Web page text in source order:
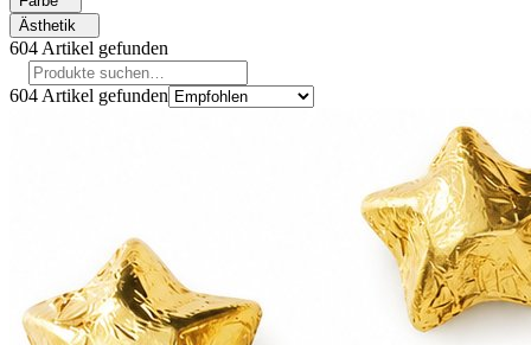
Ästhetik
604 Artikel gefunden
604 Artikel gefunden